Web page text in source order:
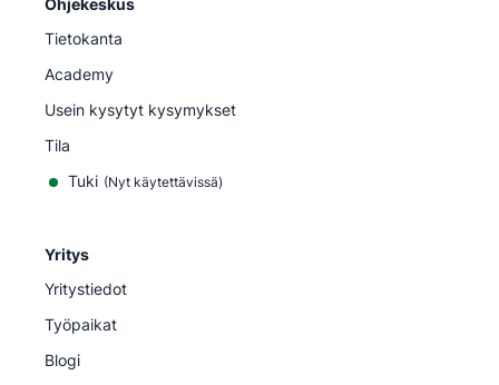
Ohjekeskus
Tietokanta
Academy
Usein kysytyt kysymykset
Tila
Tuki (Nyt käytettävissä)
Yritys
Yritystiedot
Työpaikat
Blogi